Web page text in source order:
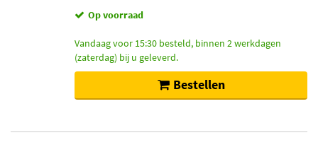
Op voorraad
Vandaag voor 15:30 besteld, binnen 2 werkdagen
(zaterdag) bij u geleverd.
Bestellen